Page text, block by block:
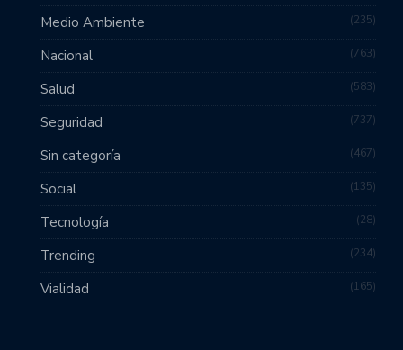
Medio Ambiente 235
Nacional 763
Salud 583
Seguridad 737
Sin categoría 467
Social 135
Tecnología 28
Trending 234
Vialidad 165